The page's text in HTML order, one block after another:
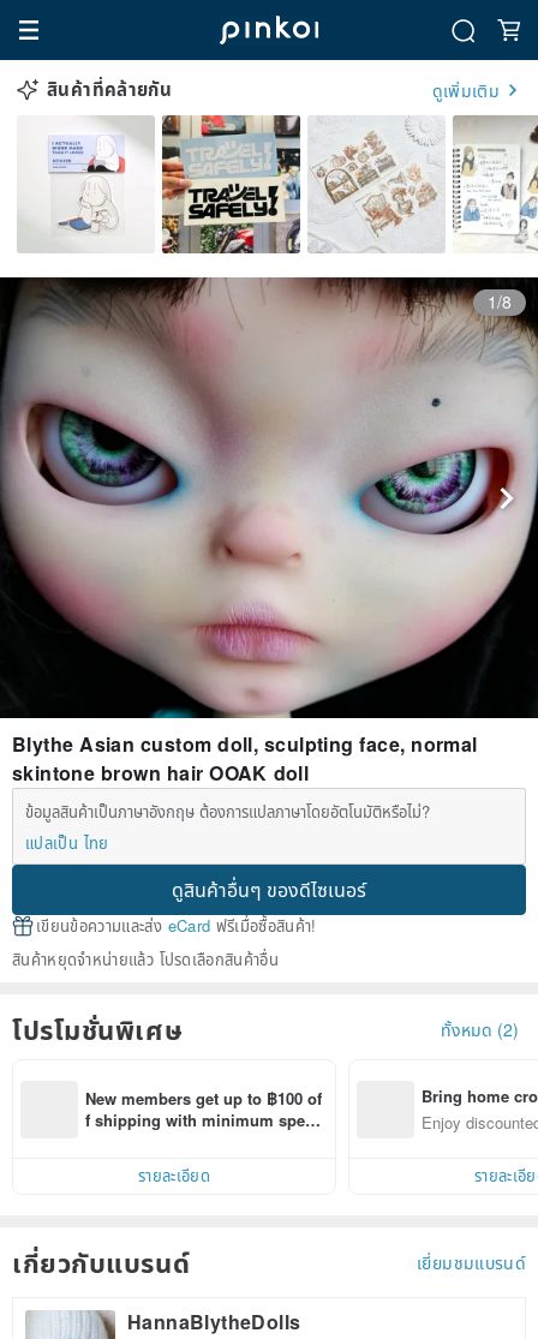
สินค้าที่คล้ายกัน ดูเพิ่มเติม
1/8
Blythe Asian custom doll, sculpting face, normal
skintone brown hair OOAK doll
ข้อมูลสินค้าเป็นภาษาอังกฤษ ต้องการแปลภาษาโดยอัตโนมัติหรือไม่?
แปลเป็น ไทย
ดูสินค้าอื่นๆ ของดีไซเนอร์
เขียนข้อความและส่ง eCard ฟรีเมื่อซื้อสินค้า!
สินค้าหยุดจำหน่ายแล้ว โปรดเลือกสินค้าอื่น
โปรโมชั่นพิเศษ ทั้งหมด (2)
New members get up to ฿100 of
f shipping with minimum spen
within 7 days!
รายละเอียด
Bring home
n with ease
Enjoy
รายละเอี
เกี่ยวกับแบรนด์ เยี่ยมชมแบรนด์
HannaBlytheDolls